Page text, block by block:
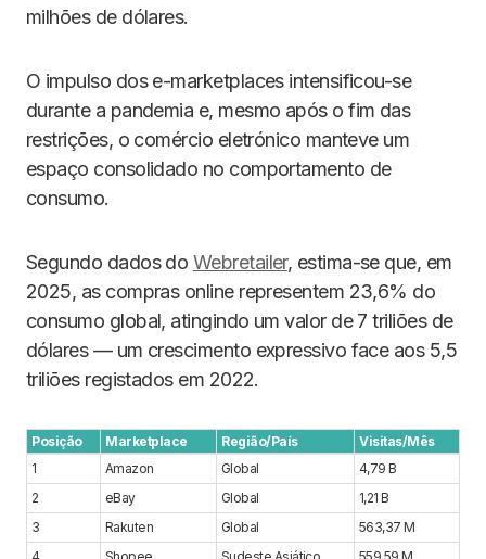
milhões de dólares.
O impulso dos e-marketplaces intensificou-se
durante a pandemia e, mesmo após o fim das
restrições, o comércio eletrónico manteve um
espaço consolidado no comportamento de
consumo.
Segundo dados do Webretailer, estima-se que, em
2025, as compras online representem 23,6% do
consumo global, atingindo um valor de 7 triliões de
dólares — um crescimento expressivo face aos 5,5
triliões registados em 2022.
Posição Marketplace Região/País
Visitas/Mês
1
Amazon Global
4,79 B
2
eBay Global
1,21 B
3
Rakuten Global
563,37 M